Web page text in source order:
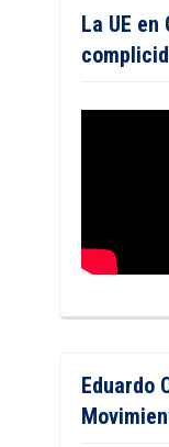
La UE en
Eduardo